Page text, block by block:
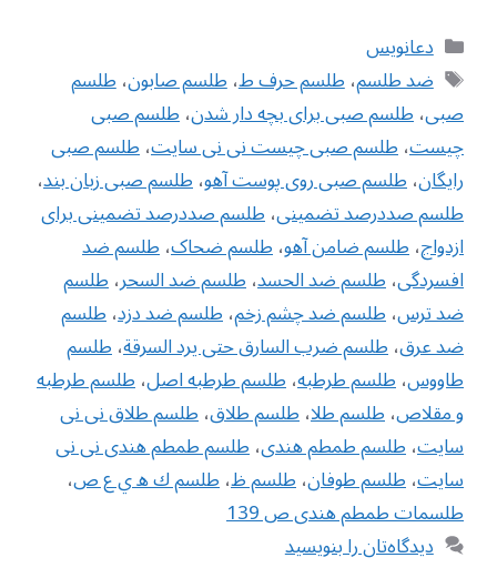
دسته‌ها
دعانویس
برچسب‌ها
ضد طلسم،طلسم حرف ط،طلسم صابون،طلسم
صبی،طلسم صبی برای بچه دار شدن،طلسم صبی
چیست،طلسم صبی چیست نی نی سایت،طلسم صبی
رایگان،طلسم صبی روی پوست آهو،طلسم صبی زبان بند،
طلسم صددرصد تضمینی،طلسم صددرصد تضمینی برای
ازدواج،طلسم ضامن آهو،طلسم ضحاک،طلسم ضد
افسردگی،طلسم ضد الحسد،طلسم ضد السحر،طلسم
ضد ترس،طلسم ضد چشم زخم،طلسم ضد دزد،طلسم
ضد عرق،طلسم ضرب السارق حتى يرد السرقة،طلسم
طاووس،طلسم طرطبه،طلسم طرطبه اصل،طلسم طرطبه
و مقلاص،طلسم طلا،طلسم طلاق،طلسم طلاق نی نی
سایت،طلسم طمطم هندی،طلسم طمطم هندی نی نی
سایت،طلسم طوفان،طلسم ظ،طلسم ك ه ي ع ص،
طلسمات طمطم هندی ص 139
دیدگاه‌تان را بنویسید